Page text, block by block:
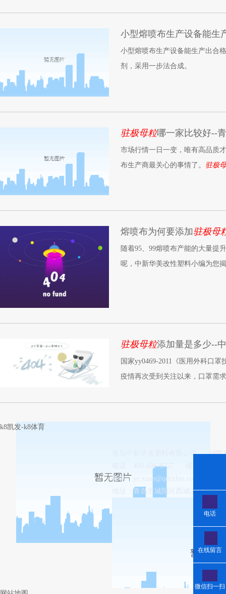
小型熔喷布生产设备能生
小型熔喷布生产设备能生产出合
剂，采用一步法合成。
驻极母粒哪一家比较好--
市场行情一日一变，唯有高品质
布生产商最关心的事情了。 驻极
熔喷布为何要添加驻极母
随着95、99熔喷布产能的大量提
呢，中新华美改性塑料小编为您
驻极母粒添加量是多少--
国家yy0469-2011《医用外科口
疫情再次受到关注以来，口罩需
k8凯发-k8体育
青岛中新华美塑料有限公司
k8凯
电话：400-606-8757
邮箱：
ye.xuan@qdzxhm.com.cn
地址：青岛市城阳区西城汇工业园8-
电话
在线留言
微信扫一扫